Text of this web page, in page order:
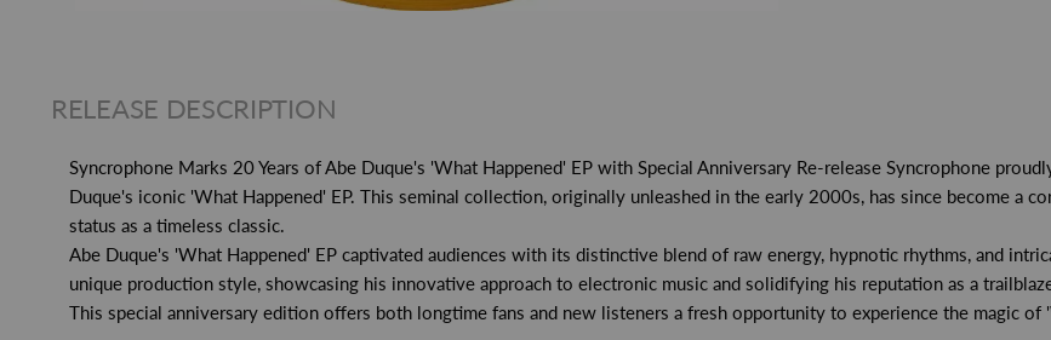
RELEASE DESCRIPTION
Syncrophone Marks 20 Years of Abe Duque's 'What Happened' EP with Special Anniversary Re-release Syncrophone
Duque's iconic 'What Happened' EP. This seminal collection, originally unleashed in the early 2000s, has since become a
status as a timeless classic.
Abe Duque's 'What Happened' EP captivated audiences with its distinctive blend of raw energy, hypnotic rhythms, and
unique production style, showcasing his innovative approach to electronic music and solidifying his reputation as a
This special anniversary edition offers both longtime fans and new listeners a fresh opportunity to experience the magic